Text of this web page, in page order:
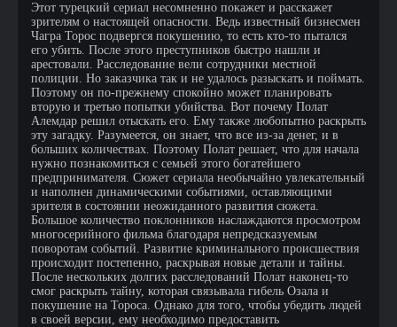
Этот турецкий сериал несомненно покажет и расскажет
зрителям о настоящей опасности. Ведь известный бизнесмен
Чагра Торос подвергся покушению, то есть кто-то пытался
его убить. После этого преступников быстро нашли и
арестовали. Расследование вели сотрудники местной
полиции. Но заказчика так и не удалось разыскать и поймать.
Поэтому он по-прежнему спокойно может планировать
вторую и третью попытки убийства. Вот почему Полат
Алемдар решил отыскать его. Ему также любопытно раскрыть
эту загадку. Разумеется, он знает, что все из-за денег, и в
больших количествах. Поэтому Полат решает, что для начала
нужно познакомиться с семьей этого богатейшего
предпринимателя. Сюжет сериала необычайно увлекательный
и наполнен динамическими событиями, оставляющими
зрителя в состоянии неожиданного развития сюжета.
Большое количество поклонников наслаждаются просмотром
многосерийного фильма благодаря непредсказуемым
поворотам событий. Развитие криминального происшествия
происходит постепенно, раскрывая новые детали и тайны.
После нескольких долгих расследований Полат наконец-то
смог раскрыть тайну, которая связывала гибель Озала и
покушение на Тороса. Однако для того, чтобы убедить людей
в своей версии, ему необходимо предоставить